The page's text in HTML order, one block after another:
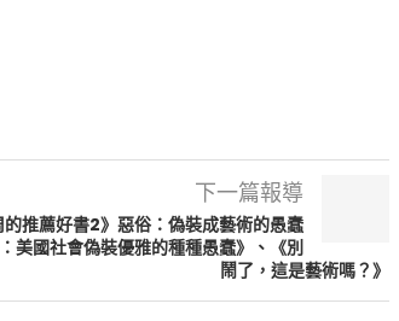
下一篇報導
的推薦好書2》惡俗：偽裝成藝術的愚蠢
：美國社會偽裝優雅的種種愚蠢》、《別
鬧了，這是藝術嗎？》